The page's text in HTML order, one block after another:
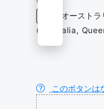
オースト
(Australia,
このボタンは